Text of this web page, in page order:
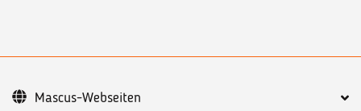
Mascus-Webseiten